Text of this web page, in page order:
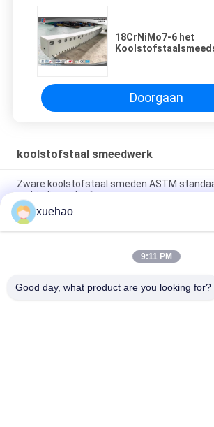
18CrNiMo7-6 het
Doorgaan
koolstofstaal smeedwerk
Zware koolstofstaal smeden ASTM
verbindingsstaaf
Legeringsstålsmeder 25Cr2Ni4MoV,
as, motoras.
Smeedstukken van gelegeerd staal
xuehao
9:11 PM
Good day, what product are you looking for?